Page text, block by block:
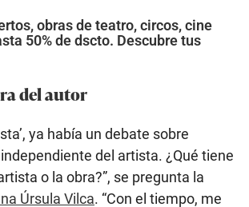
obras de teatro, circos, cine
50% de dscto. Descubre tus
del autor
ya había un debate sobre
del artista. ¿Qué tiene
o la obra?”, se pregunta la
Úrsula Vilca. “Con el tiempo, me